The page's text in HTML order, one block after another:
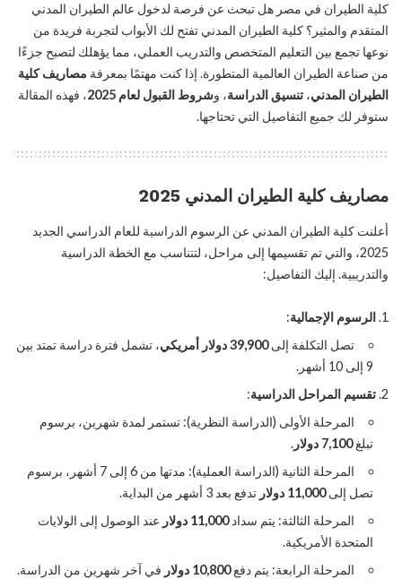
كلية الطيران في مصر هل تبحث عن فرصة لدخول عالم الطيران المدني
المتقدم والمثير؟ كلية الطيران المدني تفتح لك الأبواب لتجربة فريدة من
نوعها تجمع بين التعليم المتخصص والتدريب العملي، مما يؤهلك لتصبح جزءًا
من صناعة الطيران العالمية المتطورة. إذا كنت مهتمًا بمعرفة مصاريف كلية
الطيران المدني، تنسيق الدراسة، وشروط القبول لعام 2025
، فهذه المقالة
ستوفر لك جميع التفاصيل التي تحتاجها.
مصاريف كلية الطيران المدني 2025
أعلنت كلية الطيران المدني عن الرسوم الدراسية للعام الدراسي الجديد
2025، والتي تم تقسيمها إلى مراحل، لتتناسب مع الخطة الدراسية
والتدريبية. إليك التفاصيل:
الرسوم الإجمالية:
تصل التكلفة إلى39,900 دولار أمريكي
، تشمل فترة دراسة تمتد بين
9 إلى 10 أشهر.
تقسيم المراحل الدراسية:
المرحلة الأولى (الدراسة النظرية): تستمر لمدة شهرين، برسوم
تبلغ7,100 دولار
.
المرحلة الثانية (الدراسة العملية): مدتها من 6 إلى 7 أشهر، برسوم
تصل إلى11,000 دولار
تدفع بعد 3 أشهر من البداية.
المرحلة الثالثة: يتم سداد11,000 دولار
عند الوصول إلى الولايات
المتحدة الأمريكية.
المرحلة الرابعة: يتم دفع10,800 دولار
في آخر شهرين من الدراسة.